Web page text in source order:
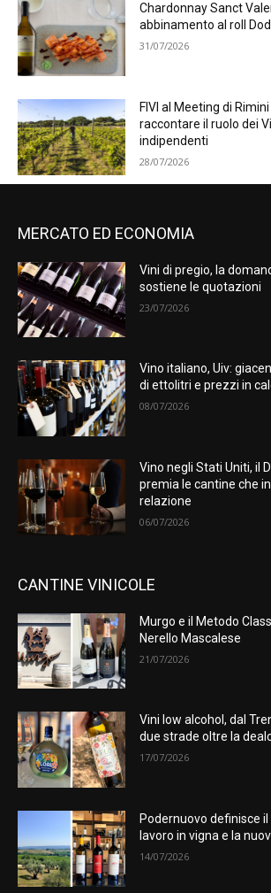
Chardonnay Sanct
abbinamento al roll
31/07/2026
FIVI al Meeting di
raccontare il ruolo dei
indipendenti
28/07/2026
MERCATO ED ECONOMIA
Vini di pregio, la
sostiene le quotazioni
23/07/2026
Vino italiano, Uiv:
di ettolitri e prezzi in
08/07/2026
Vino negli Stati Uniti, il
premia le cantine che
relazione
06/07/2026
CANTINE VINICOLE
Murgo e il Metodo
Nerello Mascalese
21/07/2026
Vini low alcohol, dal
due strade oltre la
17/07/2026
Podernuovo definisce il
lavoro in vigna e la
14/07/2026